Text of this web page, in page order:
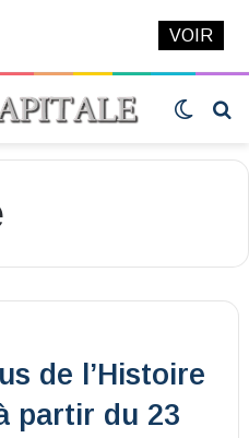
Switch
de l’Histoire
partir du 23
VOIR